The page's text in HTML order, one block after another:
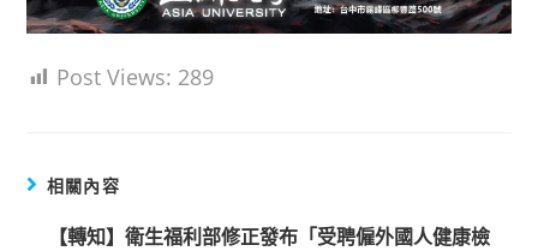
Post Views: 289
相關內容
【轉知】衛生福利部修正發布「受聘僱外國人健康檢